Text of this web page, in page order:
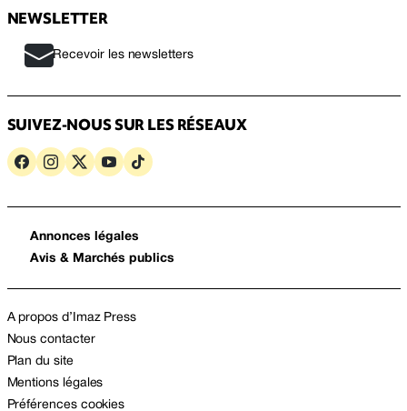
NEWSLETTER
Recevoir les newsletters
SUIVEZ-NOUS SUR LES RÉSEAUX
Annonces légales
Avis & Marchés publics
A propos d’Imaz Press
Nous contacter
Plan du site
Mentions légales
Préférences cookies